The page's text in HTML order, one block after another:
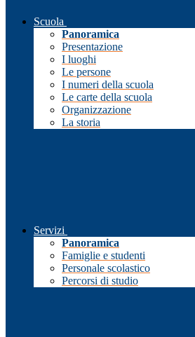
Scuola
Panoramica
Presentazione
I luoghi
Le persone
I numeri della scuola
Le carte della scuola
Organizzazione
La storia
Servizi
Panoramica
Famiglie e studenti
Personale scolastico
Percorsi di studio